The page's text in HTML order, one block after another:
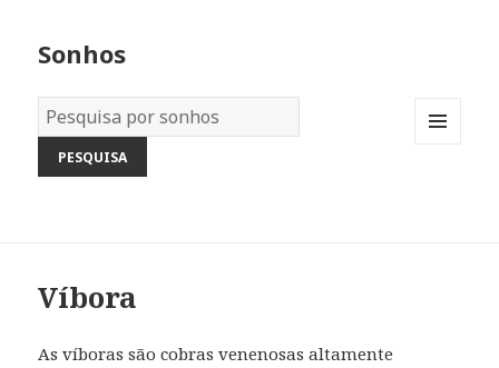
Sonhos
Dicionário
dos
Sonhos:
Víbora
As víboras são cobras venenosas altamente